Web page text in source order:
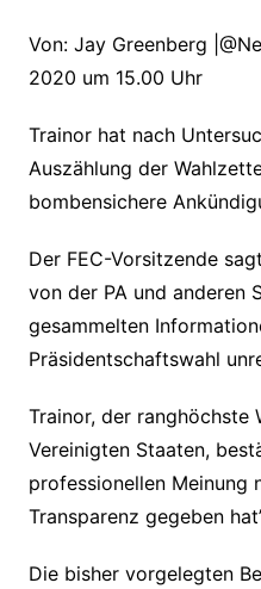
Von: Jay Greenberg
2020 um 15.00 Uhr
Trainor hat nach
Auszählung der
bombensichere
Der FEC-Vorsitzende
von der PA und anderen
gesammelten
Präsidentschaftswahl
Trainor, der ranghöchste
Vereinigten Staaten,
professionellen Meinung
Transparenz gegeben
Die bisher vorgelegten